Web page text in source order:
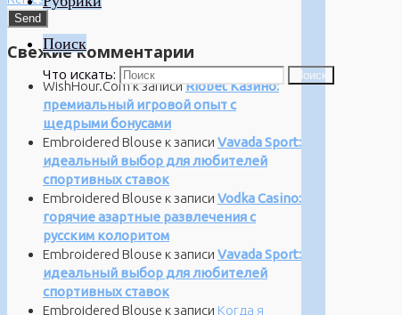
Поиск
Что искать: Поиск
Свежие комментарии
WishHour.Comк записиRiobet Казино:
премиальный игровой опыт с
щедрыми бонусами
Embroidered Blouse к записи Vavada Sport:
идеальный выбор для любителей
спортивных ставок
Embroidered Blouse к записи Vodka Casino:
горячие азартные развлечения с
русским колоритом
Embroidered Blouse к записи Vavada Sport:
идеальный выбор для любителей
спортивных ставок
Embroidered Blouse к записи Когда я